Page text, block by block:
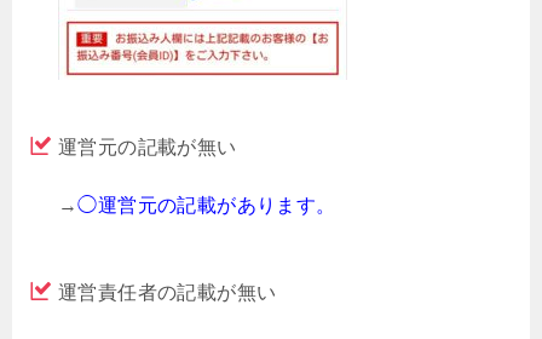
運営元の記載が無い
→◯運営元の記載があります。
運営責任者の記載が無い